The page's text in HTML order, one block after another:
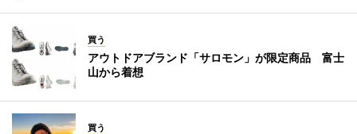
買う
アウトドアブランド「サロモン」が限定商品 富士
山から着想
買う